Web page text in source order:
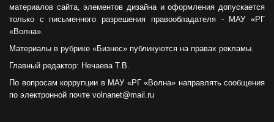
материалов сайта, элементов дизайна и оформления допускается
только с письменного разрешения правообладателя - МАУ «РГ
«Волна».
Материалы в рубрике «Бизнес» публикуются на правах рекламы.
Главный редактор: Нечаева Т.В.
По вопросам коррупции в МАУ «РГ «Волна» направлять сообщения
по электронной почте volnanet@mail.ru